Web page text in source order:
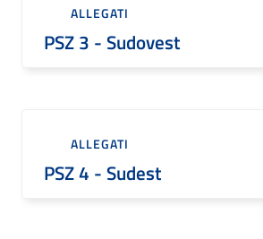
ALLEGATI
PSZ 3 - Sudovest
ALLEGATI
PSZ 4 - Sudest